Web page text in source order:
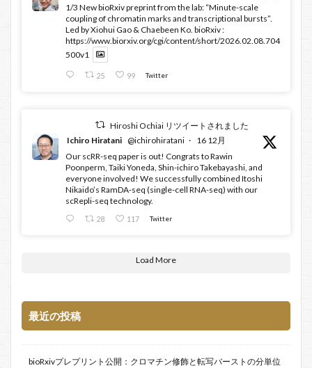
1/3 New bioRxiv preprint from the lab: “Minute-scale
coupling of chromatin marks and transcriptional bursts”.
Led by Xiohui Gao & Chaebeen Ko. bioRxiv :
https://www.biorxiv.org/cgi/content/short/2026.02.08.704
500v1
25 99 Twitter
Hiroshi Ochiai リツイートされました
Ichiro Hiratani @ichirohiratani · 16 12月
Our scRR-seq paper is out! Congrats to Rawin
Poonperm, Taiki Yoneda, Shin-ichiro Takebayashi, and
everyone involved! We successfully combined Itoshi
Nikaido’s RamDA-seq (single-cell RNA-seq) with our
scRepli-seq technology.
28 117 Twitter
Load More
最近の投稿
bioRxivプレプリント公開：クロマチン修飾と転写バーストの分単位